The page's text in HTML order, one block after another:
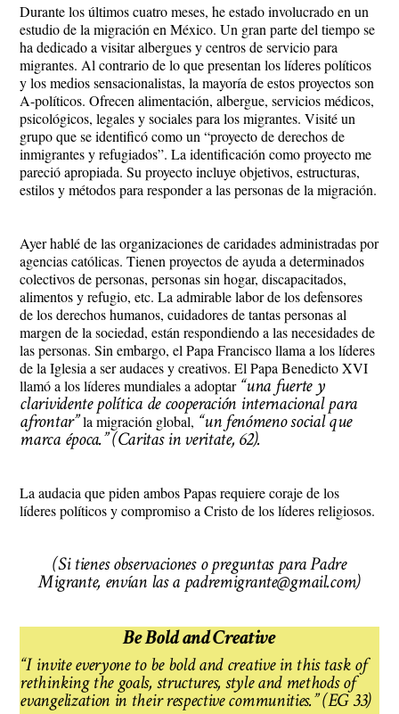
Durante los últimos cuatro meses, he estado involucrado en un
estudio de la migración en México. Un gran parte del tiempo se
ha dedicado a visitar albergues y centros de servicio para
migrantes. Al contrario de lo que presentan los líderes políticos
y los medios sensacionalistas, la mayoría de estos proyectos son
A-políticos. Ofrecen alimentación, albergue, servicios médicos,
psicológicos, legales y sociales para los migrantes. Visité un
grupo que se identificó como un “proyecto de derechos de
inmigrantes y refugiados”. La identificación como proyecto me
pareció apropiada. Su proyecto incluye objetivos, estructuras,
estilos y métodos para responder a las personas de la migración.
Ayer hablé de las organizaciones de caridades administradas por
agencias católicas. Tienen proyectos de ayuda a determinados
colectivos de personas, personas sin hogar, discapacitados,
alimentos y refugio, etc. La admirable labor de los defensores
de los derechos humanos, cuidadores de tantas personas al
margen de la sociedad, están respondiendo a las necesidades de
las personas. Sin embargo, el Papa Francisco llama a los líderes
de la Iglesia a ser audaces y creativos. El Papa Benedicto XVI
llamó a los líderes mundiales a adoptar “una fuerte y
clarividente política de cooperación internacional para
afrontar”la migración global, “un fenómeno social que
marca época.” (Caritas in veritate, 62).
La audacia que piden ambos Papas requiere coraje de los
líderes políticos y compromiso a Cristo de los líderes religiosos.
(Si tienes observaciones o preguntas para Padre
Migrante, envían las a padremigrante@gmail.com)
Be Bold and Creative
“I invite everyone to be bold and creative in this task of
rethinking the goals, structures, style and methods of
evangelization in their respective communities.” (EG 33)